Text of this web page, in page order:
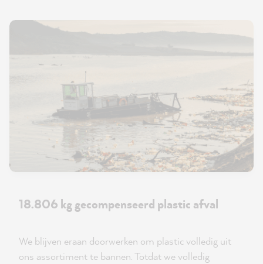
18.806 kg gecompenseerd plastic afval
We blijven eraan doorwerken om plastic volledig uit
ons assortiment te bannen. Totdat we volledig